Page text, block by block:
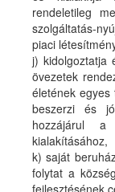
rendeletileg
szolgáltatás-
piaci
j) kidolgoztatja
övezetek
életének egyes
beszerzi és
hozzájárul a
kialakításához,
k) saját
folytat a
fejlesztésének